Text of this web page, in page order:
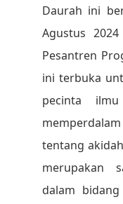
Daurah ini
Agustus
Pesantren
ini terbuka
pecinta
tentang
merupakan
dalam